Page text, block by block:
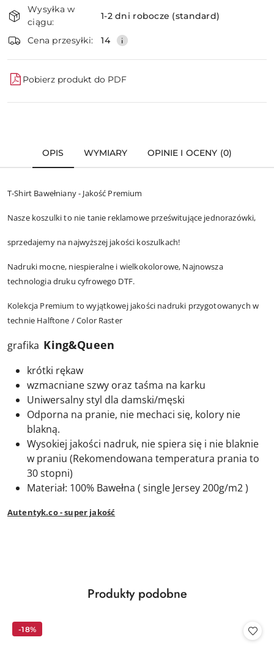
i
dostawa
Wysyłka w
ciągu:
1-2 dni robocze (standard)
Cena przesyłki: 14
Pobierz produkt do PDF
OPIS WYMIARY OPINIE I OCENY (0)
T-Shirt Bawełniany - Jakość Premium
Nasze koszulki to nie tanie reklamowe prześwitujące jednorazówki,
sprzedajemy na najwyższej jakości koszulkach!
Nadruki mocne, niespieralne i wielkokolorowe, Najnowsza
technologia druku cyfrowego DTF.
Kolekcja Premium to wyjątkowej jakości nadruki przygotowanych w
technie Halftone / Color Raster
grafika King&Queen
krótki rękaw
wzmacniane szwy oraz taśma na karku
Uniwersalny styl dla damski/męski
Odporna na pranie, nie mechaci się, kolory nie
blakną.
Wysokiej jakości nadruk, nie spiera się i nie blaknie
w praniu (Rekomendowana temperatura prania to
30 stopni)
Materiał: 100% Bawełna ( single Jersey 200g/m2 )
Autentyk.co - super jakość
Pomiń karuzelę produktów
Produkty
Produkty podobne
-18%